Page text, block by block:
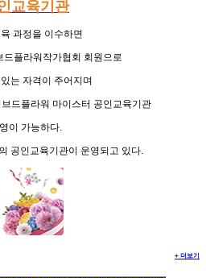
교육기관
과정을 이수하면
드플라워작가협회 회원으로
는 자격이 주어지며
브드플라워 마이스터 공인교육기관
이 가능하다.
공인교육기관이 운영되고 있다.
+ 더보기